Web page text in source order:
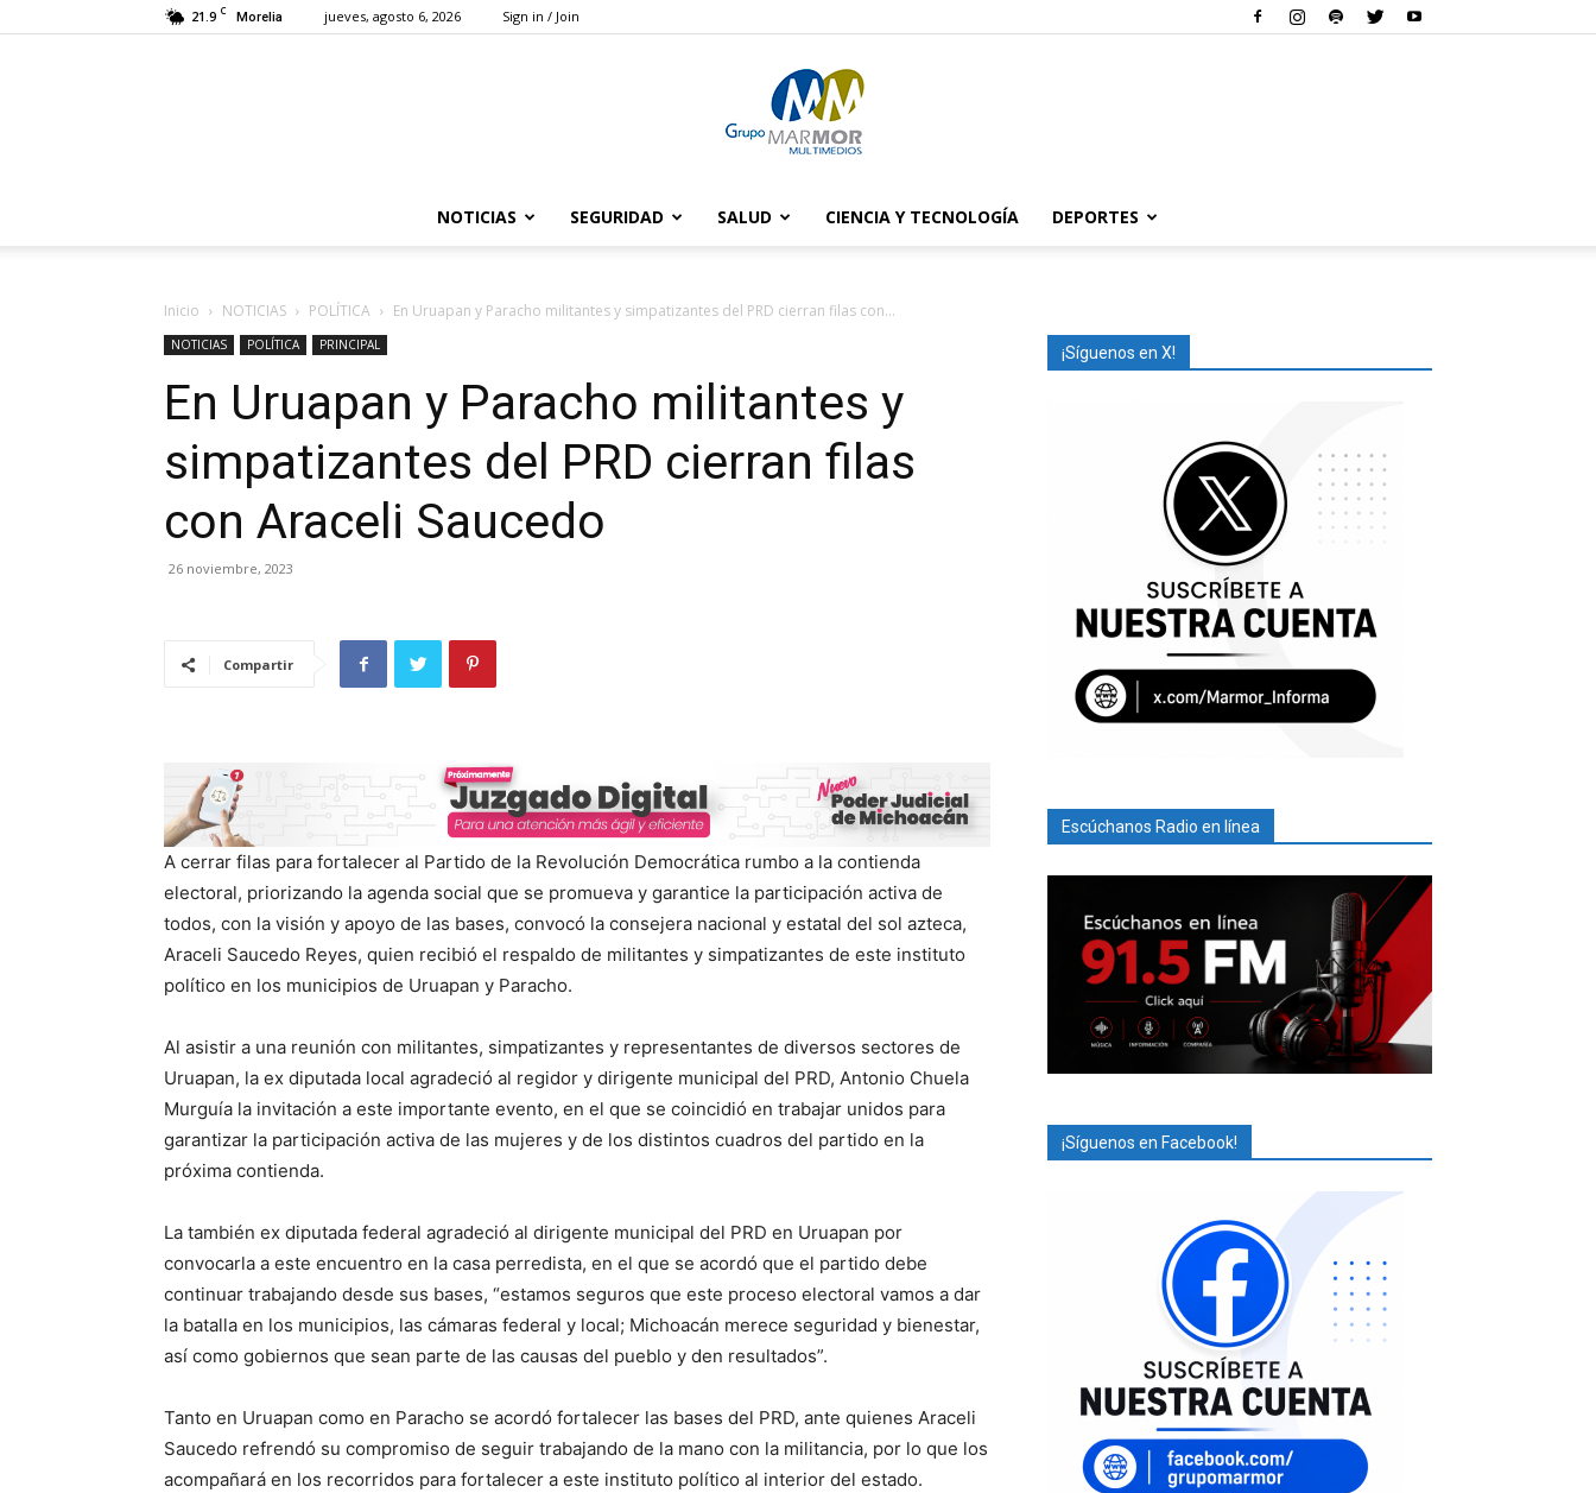
21.9 C Morelia jueves, agosto 6, 2026 Sign in / Join
Marmor
NOTICIAS SEGURIDAD SALUD CIENCIA Y TECNOLOGÍA DEPORTES
Inicio NOTICIAS POLÍTICA En Uruapan y Paracho militantes y simpatizantes del PRD cierran filas con...
NOTICIAS POLÍTICA PRINCIPAL
En Uruapan y Paracho militantes y
simpatizantes del PRD cierran filas
con Araceli Saucedo
26 noviembre, 2023
Compartir
A cerrar filas para fortalecer al Partido de la Revolución Democrática rumbo a la contienda
electoral, priorizando la agenda social que se promueva y garantice la participación activa de
todos, con la visión y apoyo de las bases, convocó la consejera nacional y estatal del sol azteca,
Araceli Saucedo Reyes, quien recibió el respaldo de militantes y simpatizantes de este instituto
político en los municipios de Uruapan y Paracho.
Al asistir a una reunión con militantes, simpatizantes y representantes de diversos sectores de
Uruapan, la ex diputada local agradeció al regidor y dirigente municipal del PRD, Antonio Chuela
Murguía la invitación a este importante evento, en el que se coincidió en trabajar unidos para
garantizar la participación activa de las mujeres y de los distintos cuadros del partido en la
próxima contienda.
La también ex diputada federal agradeció al dirigente municipal del PRD en Uruapan por
convocarla a este encuentro en la casa perredista, en el que se acordó que el partido debe
continuar trabajando desde sus bases, “estamos seguros que este proceso electoral vamos a dar
la batalla en los municipios, las cámaras federal y local; Michoacán merece seguridad y bienestar,
así como gobiernos que sean parte de las causas del pueblo y den resultados”.
Tanto en Uruapan como en Paracho se acordó fortalecer las bases del PRD, ante quienes Araceli
Saucedo refrendó su compromiso de seguir trabajando de la mano con la militancia, por lo que los
acompañará en los recorridos para fortalecer a este instituto político al interior del estado.
¡Síguenos en X!
Escúchanos Radio en línea
¡Síguenos en Facebook!